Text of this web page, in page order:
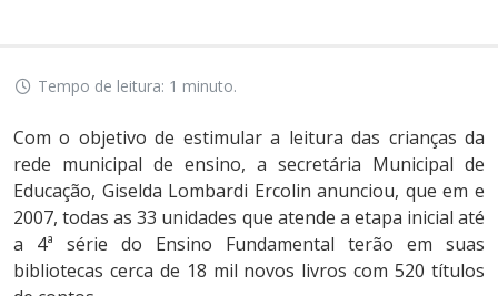
Tempo de leitura: 1 minuto.
Com o objetivo de estimular a leitura das crianças da
rede municipal de ensino, a secretária Municipal de
Educação, Giselda Lombardi Ercolin anunciou, que em e
2007, todas as 33 unidades que atende a etapa inicial até
a 4ª série do Ensino Fundamental terão em suas
bibliotecas cerca de 18 mil novos livros com 520 títulos